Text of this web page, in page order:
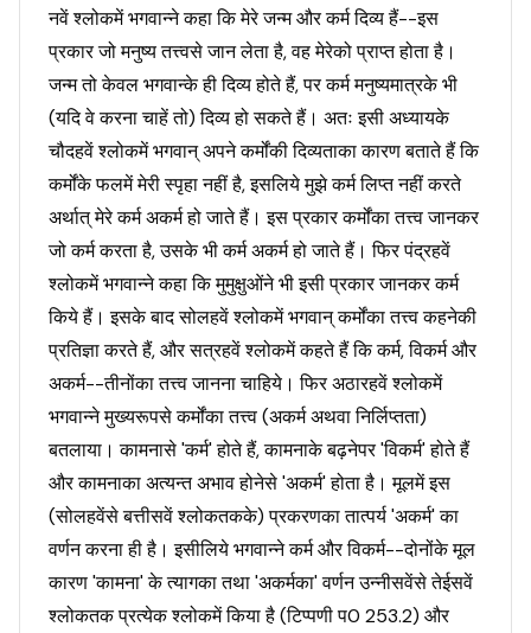
नवें श्लोकमें भगवान्ने कहा कि मेरे जन्म और कर्म दिव्य हैं--इस
प्रकार जो मनुष्य तत्त्वसे जान लेता है, वह मेरेको प्राप्त होता है।
जन्म तो केवल भगवान्के ही दिव्य होते हैं, पर कर्म मनुष्यमात्रके भी
(यदि वे करना चाहें तो) दिव्य हो सकते हैं। अतः इसी अध्यायके
चौदहवें श्लोकमें भगवान् अपने कर्मोंकी दिव्यताका कारण बताते हैं कि
कर्मोंके फलमें मेरी स्पृहा नहीं है, इसलिये मुझे कर्म लिप्त नहीं करते
अर्थात् मेरे कर्म अकर्म हो जाते हैं। इस प्रकार कर्मोंका तत्त्व जानकर
जो कर्म करता है, उसके भी कर्म अकर्म हो जाते हैं। फिर पंद्रहवें
श्लोकमें भगवान्ने कहा कि मुमुक्षुओंने भी इसी प्रकार जानकर कर्म
किये हैं। इसके बाद सोलहवें श्लोकमें भगवान् कर्मोंका तत्त्व कहनेकी
प्रतिज्ञा करते हैं, और सत्रहवें श्लोकमें कहते हैं कि कर्म, विकर्म और
अकर्म--तीनोंका तत्त्व जानना चाहिये। फिर अठारहवें श्लोकमें
भगवान्ने मुख्यरूपसे कर्मोंका तत्त्व (अकर्म अथवा निर्लिप्तता)
बतलाया। कामनासे 'कर्म' होते हैं, कामनाके बढ़नेपर 'विकर्म' होते हैं
और कामनाका अत्यन्त अभाव होनेसे 'अकर्म' होता है। मूलमें इस
(सोलहवेंसे बत्तीसवें श्लोकतकके) प्रकरणका तात्पर्य 'अकर्म' का
वर्णन करना ही है। इसीलिये भगवान्ने कर्म और विकर्म--दोनोंके मूल
कारण 'कामना' के त्यागका तथा 'अकर्मका' वर्णन उन्नीसवेंसे तेईसवें
श्लोकतक प्रत्येक श्लोकमें किया है (टिप्पणी प0 253.2) और